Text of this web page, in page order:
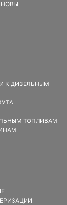
К ДИЗЕЛЬНЫМ
ТОПЛИВАМ